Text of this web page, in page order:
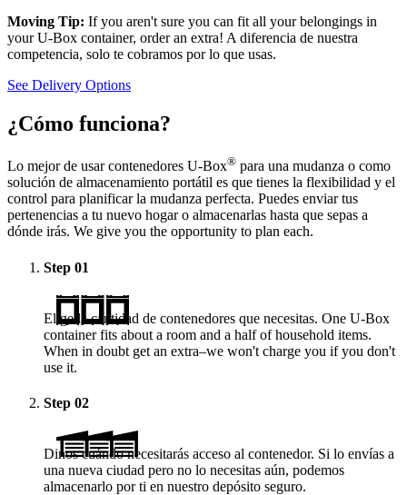
Moving Tip: If you aren't sure you can fit all your belongings in
yourU-Box container, order an extra! A diferencia de nuestra
competencia, solo te cobramos por lo que usas.
See Delivery Options
¿Cómo funciona?
Lo mejor de usar contenedores U-Box® para una mudanza o como
solución de almacenamiento portátil es que tienes la flexibilidad y el
control para planificar la mudanza perfecta. Puedes enviar tus
pertenencias a tu nuevo hogar o almacenarlas hasta que sepas a
dónde irás. We give you the opportunity to plan each.
Step 01
Elige la cantidad de contenedores que necesitas. One U-Box
container fits about a room and a half of household items.
When in doubt get an extra–we won't charge you if you don't
use it.
Step 02
Dinos cuándo necesitarás acceso al contenedor. Si lo envías a
una nueva ciudad pero no lo necesitas aún, podemos
almacenarlo por ti en nuestro depósito seguro.